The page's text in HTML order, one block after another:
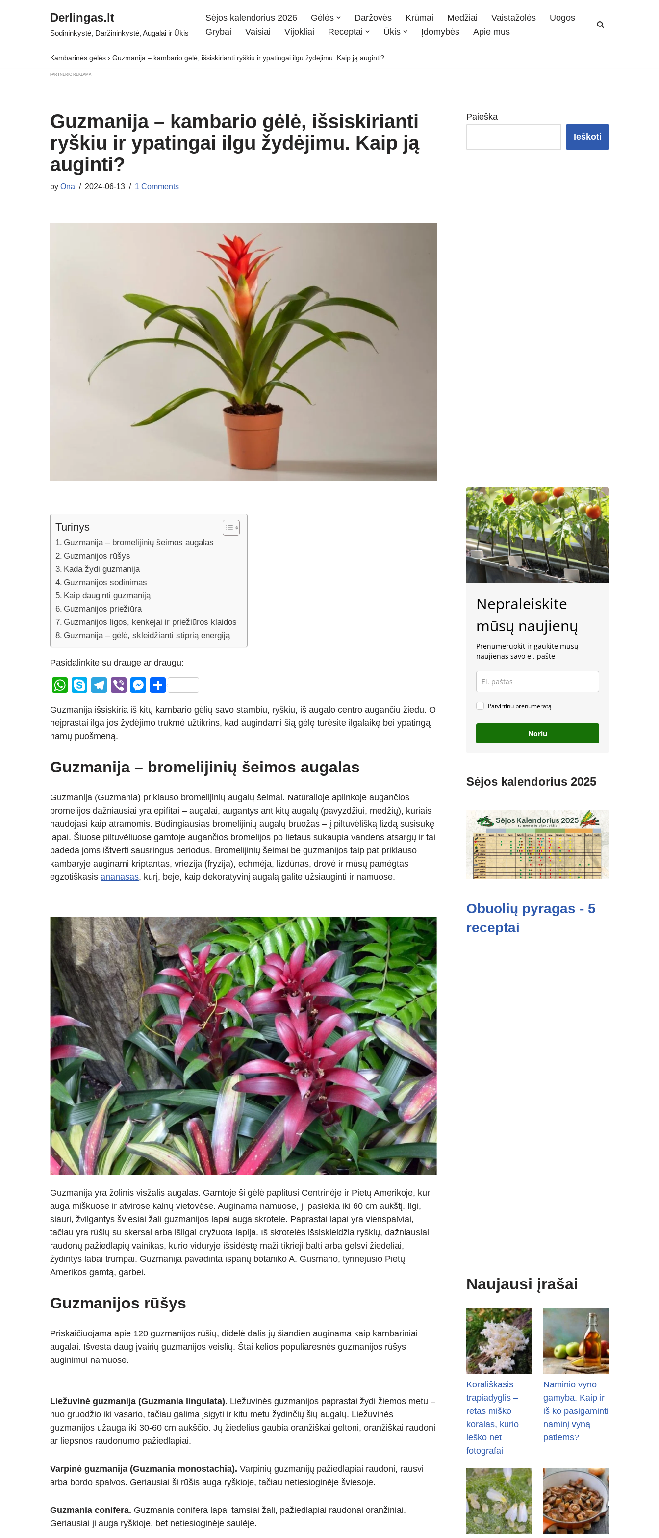
Derlingas.lt
Sodininkystė, Daržininkystė, Augalai ir Ūkis
Sėjos kalendorius 2026 Gėlės Daržovės Krūmai Medžiai Vaistažolės
Uogos
Grybai
Vaisiai Vijokliai Receptai Ūkis Įdomybės Apie mus
Kambarinės gėlės › Guzmanija – kambario gėlė, išsiskirianti ryškiu ir ypatingai ilgu žydėjimu. Kaip ją auginti?
PARTNERIO REKLAMA
Guzmanija – kambario gėlė, išsiskirianti
ryškiu ir ypatingai ilgu žydėjimu. Kaip ją
auginti?
by Ona 2024-06-13 1 Comments
Turinys
Guzmanija – bromelijinių šeimos augalas
Guzmanijos rūšys
Kada žydi guzmanija
Guzmanijos sodinimas
Kaip dauginti guzmaniją
Guzmanijos priežiūra
Guzmanijos ligos, kenkėjai ir priežiūros klaidos
Guzmanija – gėlė, skleidžianti stiprią energiją
Pasidalinkite su drauge ar draugu:
W
at
s
p
S
p
e
T
e
gr
m
Vi
er
M
ss
g
S
ar
Guzmanija išsiskiria iš kitų kambario gėlių savo stambiu, ryškiu, iš augalo centro augančiu žiedu. O
neįprastai ilga jos žydėjimo trukmė užtikrins, kad augindami šią gėlę turėsite ilgalaikę bei ypatingą
namų puošmeną.
Guzmanija – bromelijinių šeimos augalas
Guzmanija (Guzmania) priklauso bromelijinių augalų šeimai. Natūralioje aplinkoje augančios
bromelijos dažniausiai yra epifitai – augalai, augantys ant kitų augalų (pavyzdžiui, medžių), kuriais
naudojasi kaip atramomis. Būdingiausias bromelijinių augalų bruožas – į piltuvėlišką lizdą susisukę
lapai. Šiuose piltuvėliuose gamtoje augančios bromelijos po lietaus sukaupia vandens atsargų ir tai
padeda joms ištverti sausringus periodus. Bromelijinių šeimai be guzmanijos taip pat priklauso
kambaryje auginami kriptantas, vriezija (fryzija), echmėja, lizdūnas, drovė ir mūsų pamėgtas
egzotiškasis ananasas, kurį, beje, kaip dekoratyvinį augalą galite užsiauginti ir namuose.
Guzmanija yra žolinis visžalis augalas. Gamtoje ši gėlė paplitusi Centrinėje ir Pietų Amerikoje, kur
auga miškuose ir atvirose kalnų vietovėse. Auginama namuose, ji pasiekia iki 60 cm aukštį. Ilgi,
siauri, žvilgantys šviesiai žali guzmanijos lapai auga skrotele. Paprastai lapai yra vienspalviai,
tačiau yra rūšių su skersai arba išilgai dryžuota lapija. Iš skrotelės išsiskleidžia ryškių, dažniausiai
raudonų pažiedlapių vainikas, kurio viduryje išsidėstę maži tikrieji balti arba gelsvi žiedeliai,
žydintys labai trumpai. Guzmanija pavadinta ispanų botaniko A. Gusmano, tyrinėjusio Pietų
Amerikos gamtą, garbei.
Guzmanijos rūšys
Priskaičiuojama apie 120 guzmanijos rūšių, didelė dalis jų šiandien auginama kaip kambariniai
augalai. Išvesta daug įvairių guzmanijos veislių. Štai kelios populiaresnės guzmanijos rūšys
auginimui namuose.
Liežuvinė guzmanija (Guzmania lingulata). Liežuvinės guzmanijos paprastai žydi žiemos metu –
nuo gruodžio iki vasario, tačiau galima įsigyti ir kitu metu žydinčių šių augalų. Liežuvinės
guzmanijos užauga iki 30-60 cm aukščio. Jų žiedelius gaubia oranžiškai geltoni, oranžiškai raudoni
ar liepsnos raudonumo pažiedlapiai.
Varpinė guzmanija (Guzmania monostachia). Varpinių guzmanijų pažiedlapiai raudoni, rausvi
arba bordo spalvos. Geriausiai ši rūšis auga ryškioje, tačiau netiesioginėje šviesoje.
Guzmania conifera. Guzmania conifera lapai tamsiai žali, pažiedlapiai raudonai oranžiniai.
Geriausiai ji auga ryškioje, bet netiesioginėje saulėje.
Paieška
Ieškoti
Nepraleiskite
mūsų naujienų
Prenumeruokit ir gaukite mūsų
naujienas savo el. pašte
Patvirtinu prenumeratą
Noriu
Sėjos kalendorius 2025
Obuolių pyragas - 5
receptai
Naujausi įrašai
Korališkasis
trapiadyglis –
retas miško
koralas, kurio
ieško net
fotografai
Naminio vyno
gamyba. Kaip ir
iš ko pasigaminti
naminį vyną
patiems?